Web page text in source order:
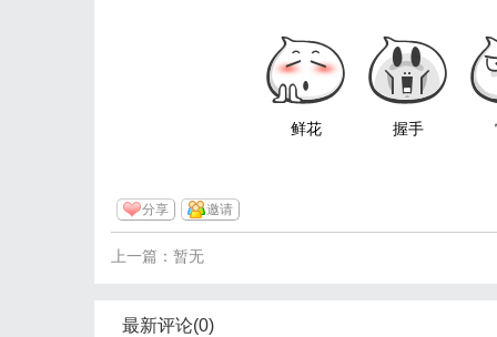
鲜花 握手
分享 邀请
上一篇：暂无
最新评论(0)